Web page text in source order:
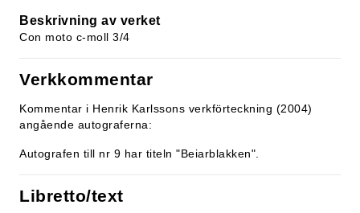
Beskrivning av verket
Con moto c-moll 3/4
Verkkommentar
Kommentar i Henrik Karlssons verkförteckning (2004)
angående autograferna:
Autografen till nr 9 har titeln "Beiarblakken".
Libretto/text